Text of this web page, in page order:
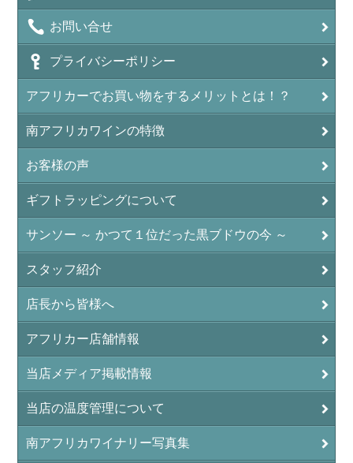
お問い合せ
プライバシーポリシー
アフリカーでお買い物をするメリットとは！？
南アフリカワインの特徴
お客様の声
ギフトラッピングについて
サンソー ～ かつて１位だった黒ブドウの今 ～
スタッフ紹介
店長から皆様へ
アフリカー店舗情報
当店メディア掲載情報
当店の温度管理について
南アフリカワイナリー写真集